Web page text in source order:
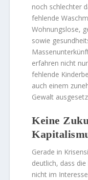
noch schlechter
fehlende
Wohnungslose,
sowie
erfahren nicht
fehlende
auch einem
Gewalt
Keine
Gerade in
deutlich, dass
nicht im